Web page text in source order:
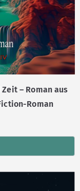
– Roman aus
Roman